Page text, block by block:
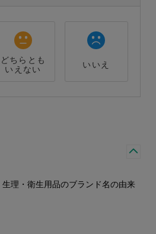
どちらとも
いえない
いいえ
生理・衛生用品のブランド名の由来